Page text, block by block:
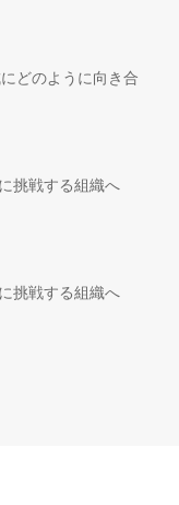
どのように向き合
挑戦する組織へ
挑戦する組織へ